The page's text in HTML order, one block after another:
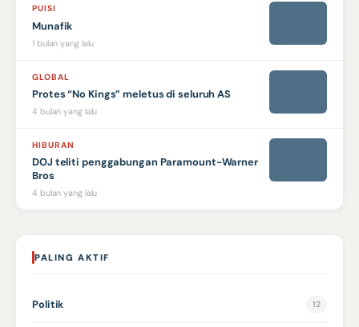
PUISI
Munafik
1 bulan yang lalu
GLOBAL
Protes “No Kings” meletus di seluruh AS
4 bulan yang lalu
HIBURAN
DOJ teliti penggabungan Paramount-Warner
Bros
4 bulan yang lalu
PALING AKTIF
Politik 12